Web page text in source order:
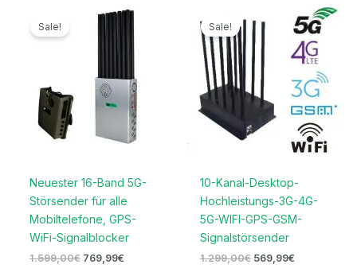
Sale!
Neuester 16-Band 5G-
Störsender für alle
Mobiltelefone, GPS-
WiFi-Signalblocker
1.599,00€
Ursprünglicher
769,99€
Aktueller
Sale!
10-Kanal-Desktop-
Hochleistungs-3G-4G-
5G-WIFI-GPS-GSM-
Signalstörsender
1.299,00€
Ursprünglicher
Preis
war:
1.299,00€
569,99€
Aktueller
Preis
ist:
569,99€.